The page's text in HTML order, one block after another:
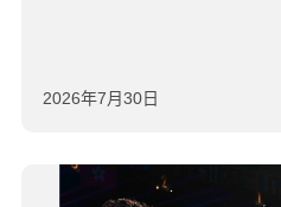
2026年7月30日